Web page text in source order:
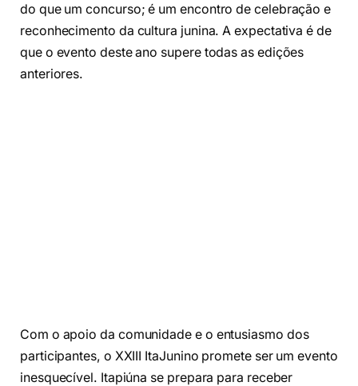
do que um concurso; é um encontro de celebração e
reconhecimento da cultura junina. A expectativa é de
que o evento deste ano supere todas as edições
anteriores.
Com o apoio da comunidade e o entusiasmo dos
participantes, o XXIII ItaJunino promete ser um evento
inesquecível. Itapiúna se prepara para receber